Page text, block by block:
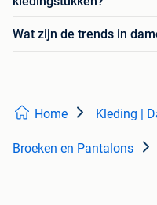
Wat zijn de trends in
Home Kleding |
Broeken en Pantalons